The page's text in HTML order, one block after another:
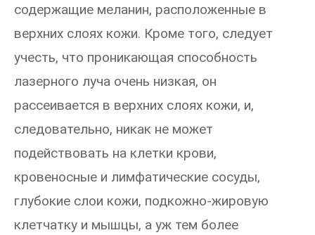
содержащие меланин, расположенные в
верхних слоях кожи. Кроме того, следует
учесть, что проникающая способность
лазерного луча очень низкая, он
рассеивается в верхних слоях кожи, и,
следовательно, никак не может
подействовать на клетки крови,
кровеносные и лимфатические сосуды,
глубокие слои кожи, подкожно-жировую
клетчатку и мышцы, а уж тем более